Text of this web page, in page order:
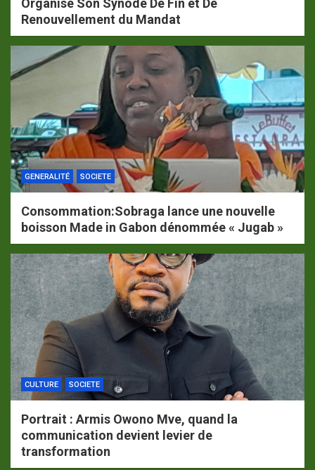
Organise Son Synode De Fin et De
Renouvellement du Mandat
GENERALITÉ SOCIETE
Consommation:Sobraga lance une nouvelle
boisson Made in Gabon dénommée « Jugab »
CULTURE SOCIETE
Portrait : Armis Owono Mve, quand la
communication devient levier de
transformation